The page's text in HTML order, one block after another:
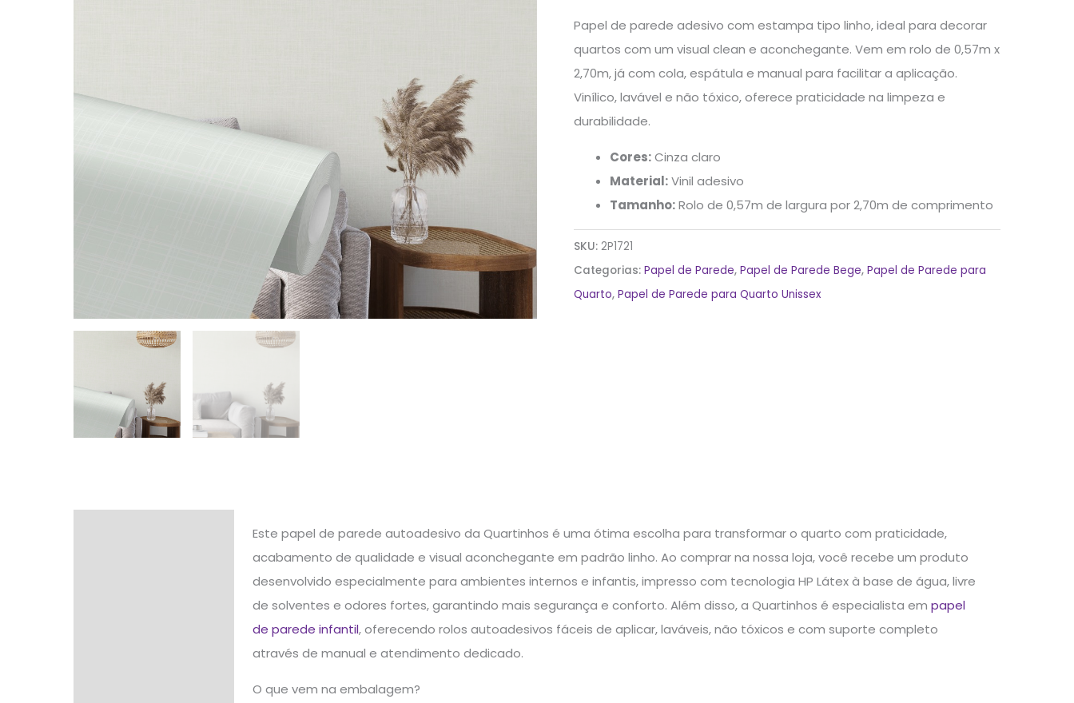
Linho
2,7x0,57m
quantidade
Papel de parede adesivo com estampa tipo linho, ideal para decorar
quartos com um visual clean e aconchegante. Vem em rolo de 0,57m x
2,70m, já com cola, espátula e manual para facilitar a aplicação.
Vinílico, lavável e não tóxico, oferece praticidade na limpeza e
durabilidade.
Cores:Cinza claro
Material:Vinil adesivo
Tamanho:Rolo de 0,57m de largura por 2,70m de comprimento
SKU:2P1721
Categorias:Papel de Parede,Papel de Parede Bege,Papel de Parede para
Quarto,Papel de Parede para Quarto Unissex
Este papel de parede autoadesivo da Quartinhos é uma ótima escolha para transformar o quarto com praticidade,
acabamento de qualidade e visual aconchegante em padrão linho. Ao comprar na nossa loja, você recebe um produto
desenvolvido especialmente para ambientes internos e infantis, impresso com tecnologia HP Látex à base de água, livre
de solventes e odores fortes, garantindo mais segurança e conforto. Além disso, a Quartinhos é especialista em papel
de parede infantil, oferecendo rolos autoadesivos fáceis de aplicar, laváveis, não tóxicos e com suporte completo
através de manual e atendimento dedicado.
O que vem na embalagem?